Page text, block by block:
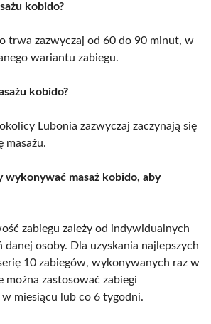
kobido?
trwa zazwyczaj od 60 do 90 minut, w
wariantu zabiegu.
kobido?
Lubonia zazwyczaj zaczynają się
masażu.
wykonywać masaż kobido, aby
zabiegu zależy od indywidualnych
osoby. Dla uzyskania najlepszych
10 zabiegów, wykonywanych raz w
można zastosować zabiegi
miesiącu lub co 6 tygodni.